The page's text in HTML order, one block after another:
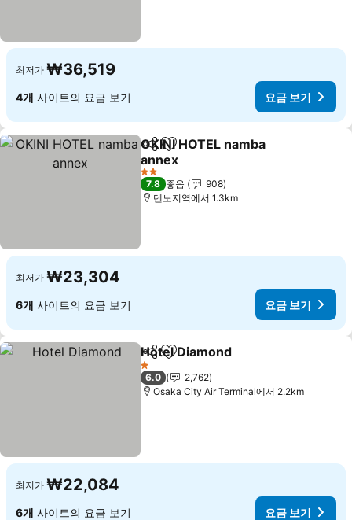
최저가 ₩36,519
4개 사이트의 요금 보기 요금 보기
공유 즐겨찾기에 추가
OKINI HOTEL namba
annex
요금 보기
2 성급
7.8 좋음
908
텐노지역에서 1.3km
최저가 ₩23,304
6개 사이트의 요금 보기 요금 보기
공유 즐겨찾기에 추가
Hotel Diamond
1 성급
6.0
2,762
Osaka City Air Terminal에서 2.2km
최저가 ₩22,084
6개 사이트의 요금 보기 요금 보기